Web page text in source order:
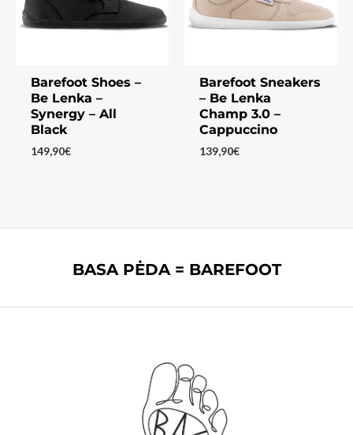
Barefoot Shoes –
Be Lenka –
Synergy – All
Black
149,90€
Barefoot Sneakers
– Be Lenka
Champ 3.0 –
Cappuccino
139,90€
BASA PĖDA = BAREFOOT